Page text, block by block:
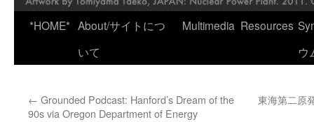
*HOME* About/サイトにつ
いて
Multimedia Resources
ウ
← Grounded Podcast: Hanford’s Dream of the
90s via Oregon Department of Energy
東海第二原